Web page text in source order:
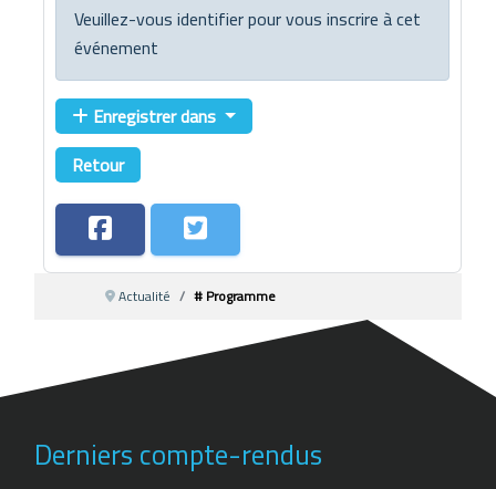
Veuillez-vous identifier pour vous inscrire à cet
événement
Enregistrer dans
Retour
Actualité # Programme
Derniers compte-rendus